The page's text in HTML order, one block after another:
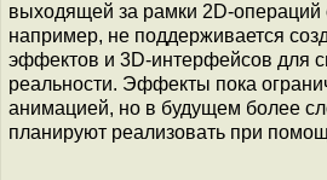
выходящей за рамки 2D-операций
например, не поддерживается
эффектов и 3D-интерфейсов для
реальности. Эффекты пока
анимацией, но в будущем более
планируют реализовать при